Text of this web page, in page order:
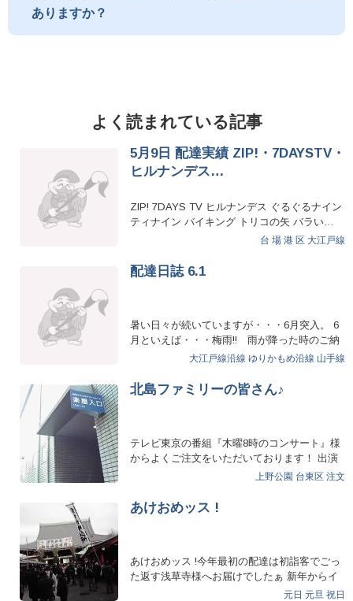
ありますか？
よく読まれている記事
5月9日 配達実績 ZIP!・7DAYSTV・
ヒルナンデス…
ZIP! 7DAYS TV ヒルナンデス ぐるぐるナイン
ティナイン バイキング トリコの矢 バラい…
台 場 港 区 大江戸線
配達日誌 6.1
暑い日々が続いていますが・・・6月突入。 6
月といえば・・・梅雨!! 雨が降った時のご納
品には非常に気を使い…
大江戸線沿線 ゆりかもめ沿線 山手線
北島ファミリーの皆さん♪
テレビ東京の番組『木曜8時のコンサート』様
からよくご注文をいただいております！ 出演
者の方のリクエストで注文…上野公園 台東区 注文
あけおめッス !
あけおめッス !今年最初の配達は初詣客でごっ
た返す浅草寺様へお届けでしたぁ 新年からイ
元日 元旦 祝日